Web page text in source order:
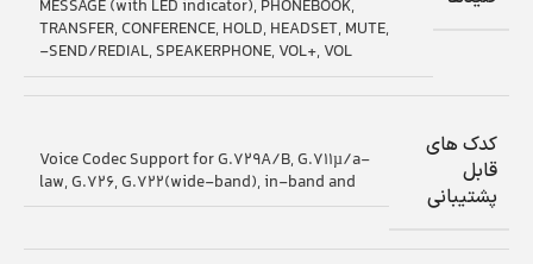
MESSAGE (with LED indicator), PHONEBOOK,
TRANSFER, CONFERENCE, HOLD, HEADSET, MUTE,
SEND/REDIAL, SPEAKERPHONE, VOL+, VOL-
کدک های
قابل
پشتیبانی
Voice Codec Support for G.729A/B, G.711µ/a-
law, G.726, G.722(wide-band), in-band and